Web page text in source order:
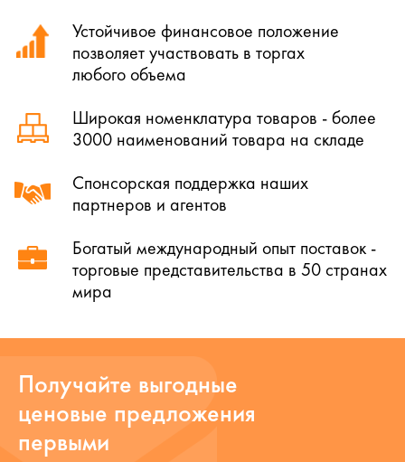
Устойчивое финансовое положение
позволяет участвовать в торгах
любого объема
Широкая номенклатура товаров - более
3000 наименований товара на складе
Спонсорская поддержка наших
партнеров и агентов
Богатый международный опыт поставок -
торговые представительства в 50 странах
мира
Получайте выгодные
ценовые предложения
первыми